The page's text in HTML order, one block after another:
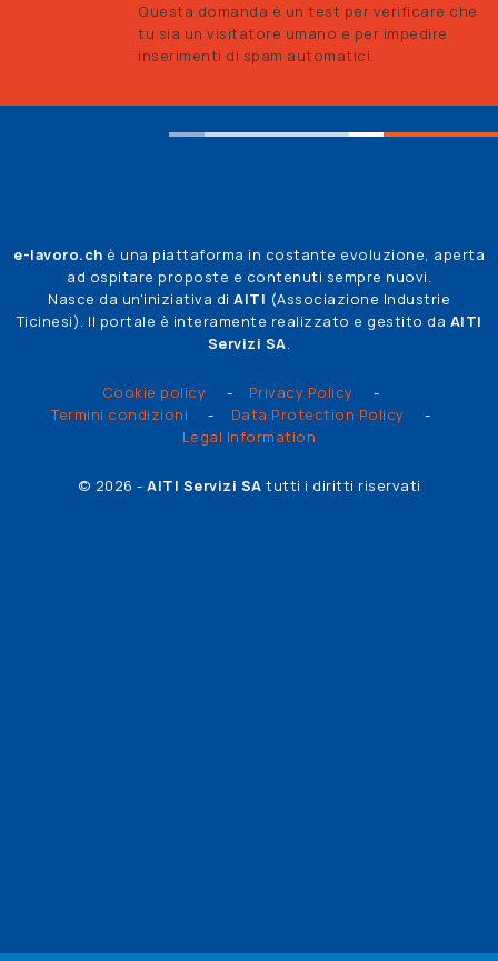
Questa domanda è un test per verificare che
tu sia un visitatore umano e per impedire
inserimenti di spam automatici.
e-lavoro.ch è una piattaforma in costante evoluzione, aperta
ad ospitare proposte e contenuti sempre nuovi.
Nasce da un'iniziativa di AITI (Associazione Industrie
Ticinesi). Il portale è interamente realizzato e gestito da AITI
Servizi SA.
Legal InfoCookie policy
Privacy Policy
Termini condizioni
Data Protection Policy
Legal Information
© 2026 - AITI Servizi SA tutti i diritti riservati